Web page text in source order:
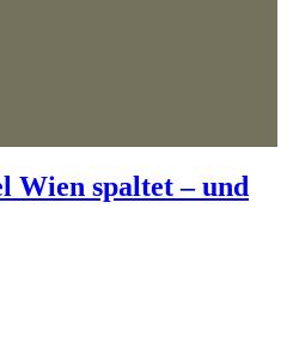
Wien spaltet – und